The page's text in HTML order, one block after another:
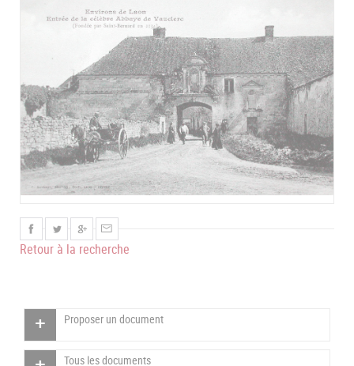
Retour à la recherche
Proposer un document
Tous les documents